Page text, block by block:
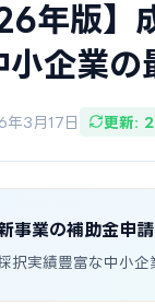
年版】
小企業
3月17日 更新:
事業の補助金申
択実績豊富な中小